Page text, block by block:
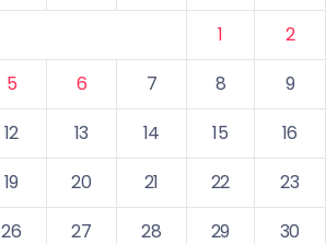
1
2
5 6 7 8
9
12 13 14 15
16
19 20 21 22
23
26 27 28 29
30